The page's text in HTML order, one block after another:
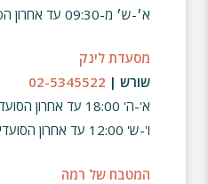
א׳-ש׳ מ-09:30 עד אחרון הסועדים
מסעדת לינק
שורש | 02-5345522
א'-ה' 18:00 עד אחרון הסועדים
ו'-ש' 12:00 עד אחרון הסועדים
המטבח של רמה